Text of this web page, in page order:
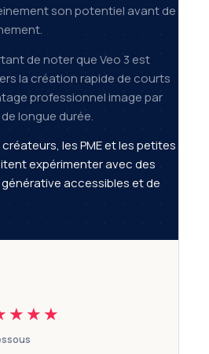
son potentiel avant de
de noter que Veo 3 est
la création rapide de courts
professionnel image par
longue durée.
les PME et les petites
expérimenter avec des
accessibles et de